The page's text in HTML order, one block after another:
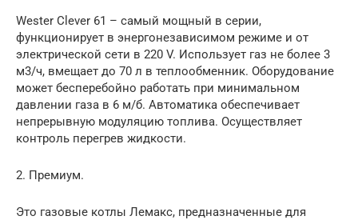
Wester Clever 61 – самый мощный в серии,
функционирует в энергонезависимом режиме и от
электрической сети в 220 V. Использует газ не более 3
м3/ч, вмещает до 70 л в теплообменник. Оборудование
может бесперебойно работать при минимальном
давлении газа в 6 м/б. Автоматика обеспечивает
непрерывную модуляцию топлива. Осуществляет
контроль перегрев жидкости.
2. Премиум.
Это газовые котлы Лемакс, предназначенные для